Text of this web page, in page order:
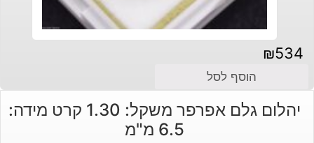
₪534
הוסף לסל
יהלום גלם אפרפר משקל: 1.30 קרט מידה:
6.5 מ"מ